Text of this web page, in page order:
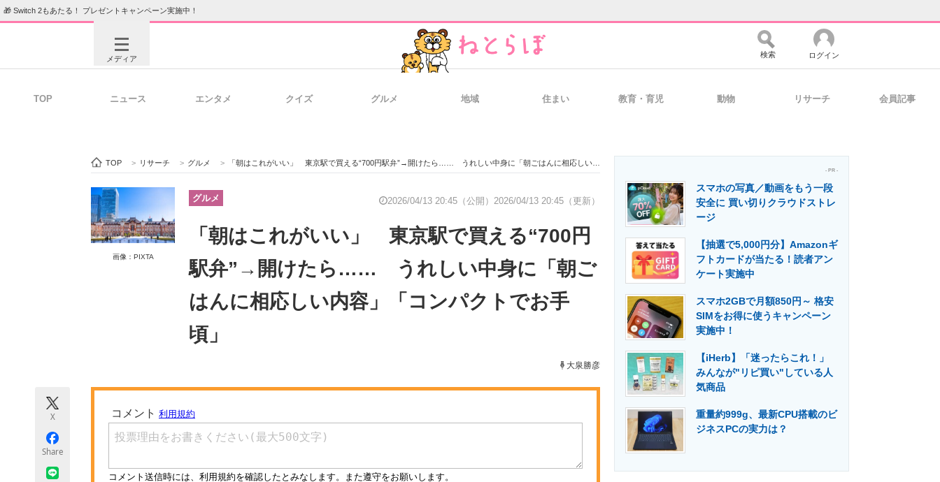
🎁 Switch 2もあたる！ プレゼントキャンペーン実施中！
メディア
ビジネスと働き方のヒント 経営リーダーのコミュニティ マーケ×ITの今がよく分かる
ITエンジニア向け専門サイト IT製品の技術・比較・事例 製造業のIT導入・活用を支援
エネルギーの専門メディア 建設×テクノロジーの最前線
ちょっと気になるネットの話題
検索 ログイン
TOP ニュース エンタメ クイズ グルメ 地域 住まい 教育・育児 動物 リサーチ 会員記事
TOP > リサーチ > グルメ > 「朝はこれがいい」 東京駅で買える“700円駅弁”→開けたら…… うれしい中身に「朝ごはんに相応しい内容」「コンパクトでお手頃」
画像：PIXTA
グルメ 2026/04/13 20:45（公開） 2026/04/13 20:45（更新）
「朝はこれがいい」 東京駅で買える“700円
駅弁”→開けたら…… うれしい中身に「朝ご
はんに相応しい内容」「コンパクトでお手
頃」
大泉勝彦
X
Share
- PR -
スマホの写真／動画をもう一段
安全に 買い切りクラウドストレ
ージ
【抽選で5,000円分】Amazonギ
フトカードが当たる！読者アン
ケート実施中
スマホ2GBで月額850円～ 格安
SIMをお得に使うキャンペーン
実施中！
【iHerb】「迷ったらこれ！」
みんなが"リピ買い"している人
気商品
重量約999g、最新CPU搭載のビ
ジネスPCの実力は？